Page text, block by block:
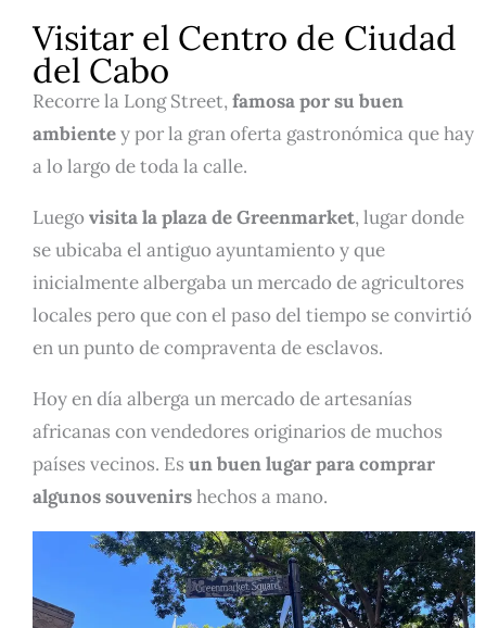
Visitar el Centro de Ciudad
del Cabo
Recorre la Long Street,famosa por su buen
ambientey por la gran oferta gastronómica que hay
a lo largo de toda la calle.
Luegovisita la plaza de Greenmarket, lugar donde
se ubicaba el antiguo ayuntamiento y que
inicialmente albergaba un mercado de agricultores
locales pero que con el paso del tiempo se convirtió
en un punto de compraventa de esclavos.
Hoy en día alberga un mercado de artesanías
africanas con vendedores originarios de muchos
países vecinos. Es un buen lugar para comprar
algunos souvenirshechos a mano.